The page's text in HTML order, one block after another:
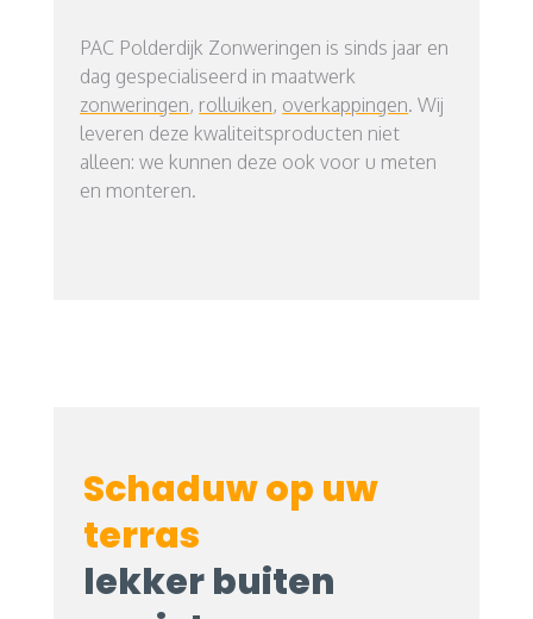
PAC Polderdijk Zonweringen is sinds jaar en
dag gespecialiseerd in maatwerk
zonweringen, rolluiken, overkappingen. Wij
leveren deze kwaliteitsproducten niet
alleen: we kunnen deze ook voor u meten
en monteren.
Schaduw op uw
terras
lekker buiten